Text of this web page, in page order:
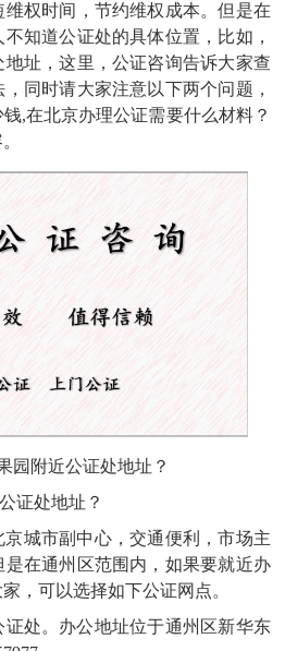
权时间，节约维权成本。但是在
知道公证处的具体位置，比如，
地址，这里，公证咨询告诉大家查
同时请大家注意以下两个问题，
,在北京办理公证需要什么材料？
园附近公证处地址？
证处地址？
城市副中心，交通便利，市场主
在通州区范围内，如果要就近办
，可以选择如下公证网点。
证处。办公地址位于通州区新华东